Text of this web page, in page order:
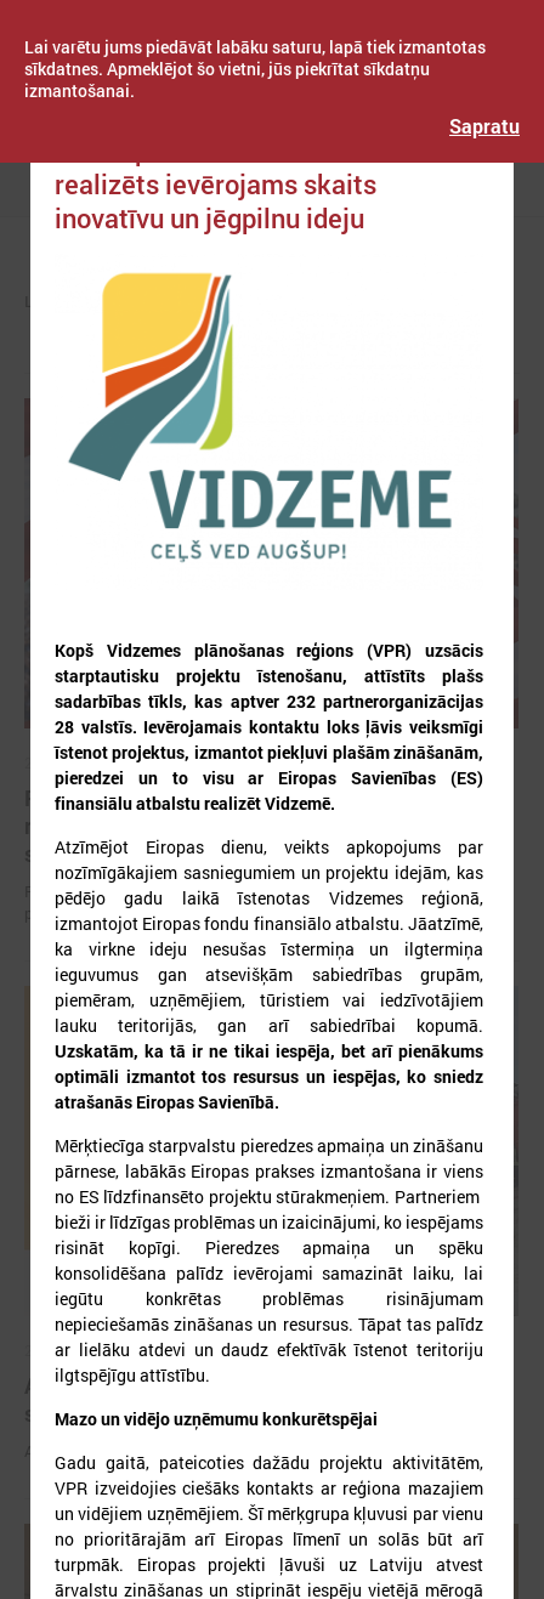
Lai varētu jums piedāvāt labāku saturu, lapā tiek izmantotas
sīkdatnes. Apmeklējot šo vietni, jūs piekrītat sīkdatņu
izmantošanai.
Sapratu
Izvēlne
ZIŅAS PAŠVALDĪBĀS
2026. gada 12. jūnijs
Publicēta konferences “Tautas sapulcei – 36”
stiprināšanu Latvijā
Publicēta konferences “Tautas sapulcei – 36” rezolūcija par vietējās
pārstāvniecības stiprināšanu Latvijā
2026. gada 03. jūnijs
Aicina pašvaldības pieteikties mācībām "Drošība
sākas ar Tevi!"
Aicina pašvaldības pieteikties mācībām "Drošība sākas ar Tevi!"
realizēts ievērojams skaits
inovatīvu un jēgpilnu ideju
Kopš Vidzemes plānošanas reģions (VPR) uzsācis
starptautisku projektu īstenošanu, attīstīts plašs
sadarbības tīkls, kas aptver 232 partnerorganizācijas
28 valstīs. Ievērojamais kontaktu loks ļāvis veiksmīgi
īstenot projektus, izmantot piekļuvi plašām zināšanām,
pieredzei un to visu ar Eiropas Savienības (ES)
finansiālu atbalstu realizēt Vidzemē.
Atzīmējot Eiropas dienu, veikts apkopojums par
nozīmīgākajiem sasniegumiem un projektu idejām, kas
pēdējo gadu laikā īstenotas Vidzemes reģionā,
izmantojot Eiropas fondu finansiālo atbalstu. Jāatzīmē,
ka virkne ideju nesušas īstermiņa un ilgtermiņa
ieguvumus gan atsevišķām sabiedrības grupām,
piemēram, uzņēmējiem, tūristiem vai iedzīvotājiem
lauku teritorijās, gan arī sabiedrībai kopumā.
Uzskatām, ka tā ir ne tikai iespēja, bet arī pienākums
optimāli izmantot tos resursus un iespējas, ko sniedz
atrašanās Eiropas Savienībā.
Mērķtiecīga starpvalstu pieredzes apmaiņa un zināšanu
pārnese, labākās Eiropas prakses izmantošana ir viens
no ES līdzfinansēto projektu stūrakmeņiem. Partneriem
bieži ir līdzīgas problēmas un izaicinājumi, ko iespējams
risināt kopīgi. Pieredzes apmaiņa un spēku
konsolidēšana palīdz ievērojami samazināt laiku, lai
iegūtu konkrētas problēmas risinājumam
nepieciešamās zināšanas un resursus. Tāpat tas palīdz
ar lielāku atdevi un daudz efektīvāk īstenot teritoriju
ilgtspējīgu attīstību.
Mazo un vidējo uzņēmumu konkurētspējai
Gadu gaitā, pateicoties dažādu projektu aktivitātēm,
VPR izveidojies ciešāks kontakts ar reģiona mazajiem
un vidējiem uzņēmējiem. Šī mērķgrupa kļuvusi par vienu
no prioritārajām arī Eiropas līmenī un solās būt arī
turpmāk. Eiropas projekti ļāvuši uz Latviju atvest
ārvalstu zināšanas un stiprināt iespēju vietējā mērogā